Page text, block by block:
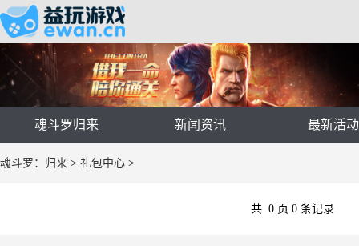
魂斗罗归来 新闻资讯 最新活动
魂斗罗：归来 > 礼包中心 >
共 0 页 0 条记录